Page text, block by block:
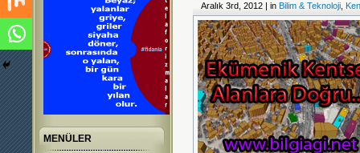
MENÜLER
Aralık 3rd, 2012 | in Bilim & Teknoloji